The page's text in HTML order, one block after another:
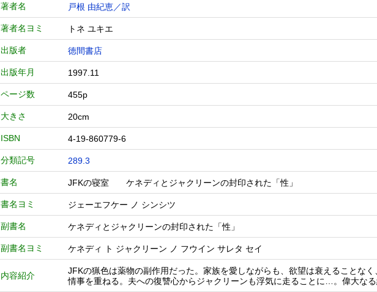
著者名 戸根 由紀恵／訳
著者名ヨミ トネ ユキエ
出版者 徳間書店
出版年月 1997.11
ページ数 455p
大きさ 20cm
ISBN 4-19-860779-6
分類記号 289.3
書名 JFKの寝室 ケネディとジャクリーンの封印された「性」
書名ヨミ ジェーエフケー ノ シンシツ
副書名 ケネディとジャクリーンの封印された「性」
副書名ヨミ ケネディ ト ジャクリーン ノ フウイン サレタ セイ
内容紹介
JFKの猟色は薬物の副作用だった。家族を愛しながらも、欲望は衰えることな
情事を重ねる。夫への復讐心からジャクリーンも浮気に走ることに…。偉大なる